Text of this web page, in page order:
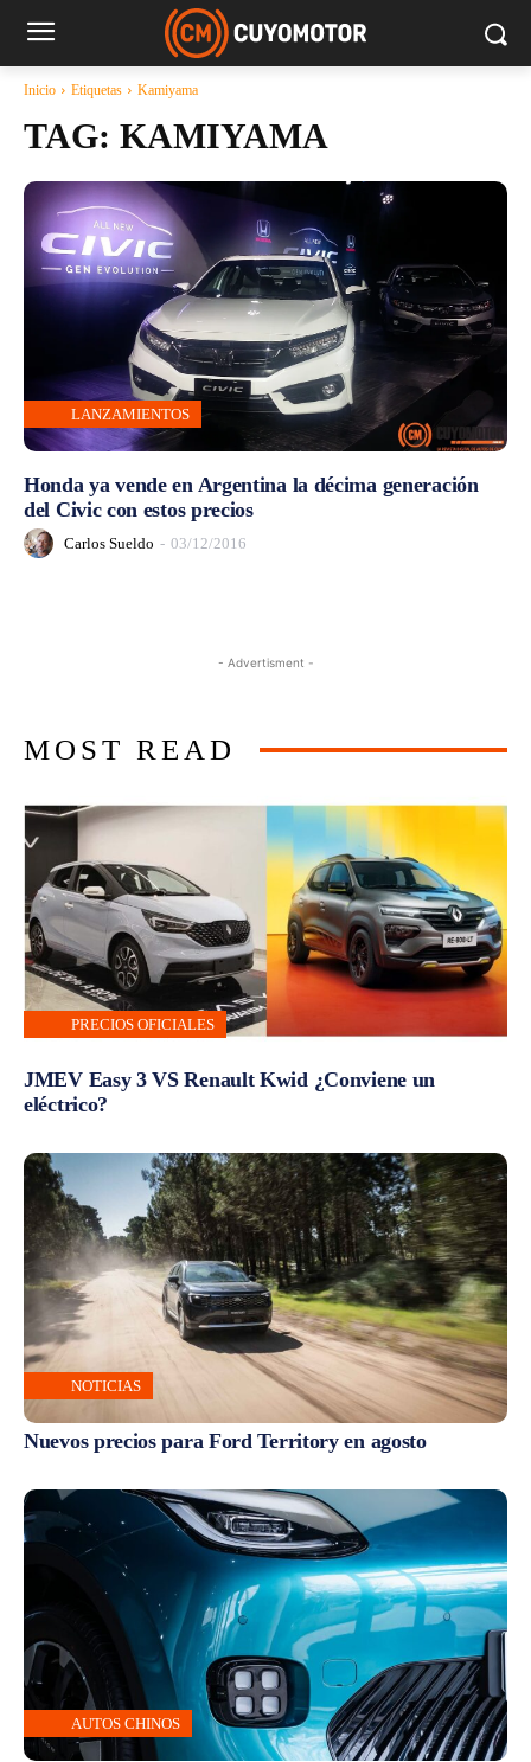
Inicio Etiquetas Kamiyama
TAG: KAMIYAMA
LANZAMIENTOS
Honda ya vende en Argentina la décima generación
del Civic con estos precios
Carlos Sueldo - 03/12/2016
- Advertisment -
MOST READ
PRECIOS OFICIALES
JMEV Easy 3 VS Renault Kwid ¿Conviene un
eléctrico?
NOTICIAS
Nuevos precios para Ford Territory en agosto
AUTOS CHINOS